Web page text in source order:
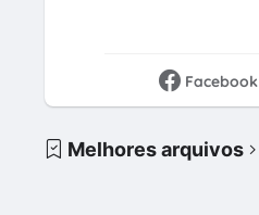
Facebook
Melhores arquivos